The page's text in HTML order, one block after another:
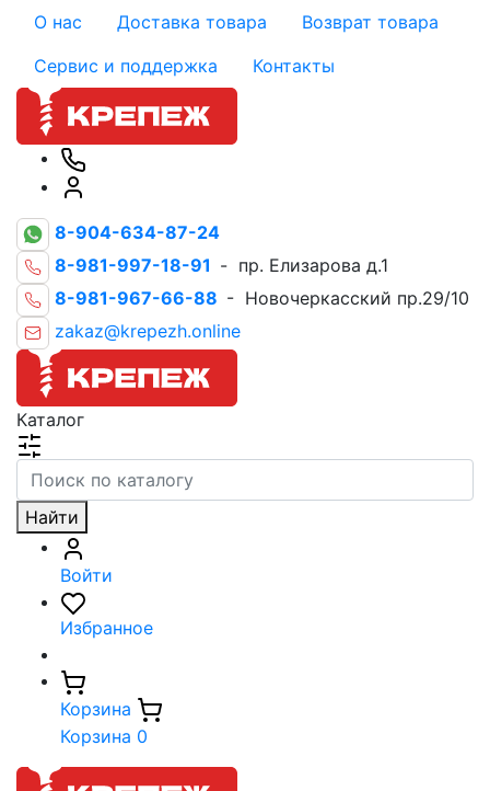
О нас Доставка товара
Возврат товара
Сервис и поддержка
Контакты
8-904-634-87-24
8-981-997-18-91 - пр. Елизарова д.1
8-981-967-66-88 - Новочеркасский пр.29/10
zakaz@krepezh.online
Каталог
Найти
Войти
Избранное
Корзина
Корзина 0